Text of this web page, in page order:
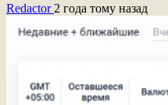
Redactor 2 года тому назад